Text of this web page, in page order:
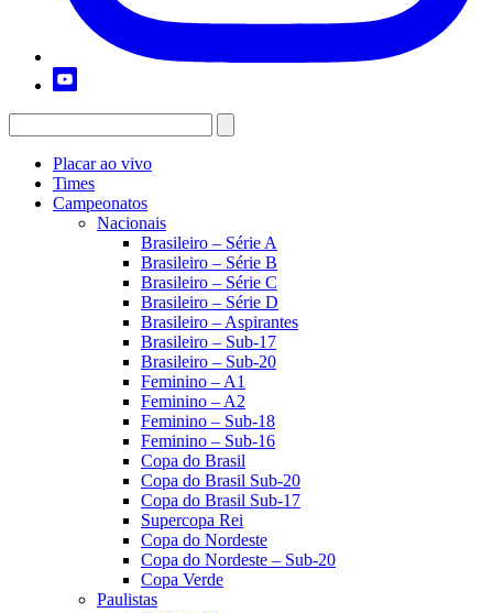
Placar ao vivo
Times
Campeonatos
Nacionais
Brasileiro – Série A
Brasileiro – Série B
Brasileiro – Série C
Brasileiro – Série D
Brasileiro – Aspirantes
Brasileiro – Sub-17
Brasileiro – Sub-20
Feminino – A1
Feminino – A2
Feminino – Sub-18
Feminino – Sub-16
Copa do Brasil
Copa do Brasil Sub-20
Copa do Brasil Sub-17
Supercopa Rei
Copa do Nordeste
Copa do Nordeste – Sub-20
Copa Verde
Paulistas